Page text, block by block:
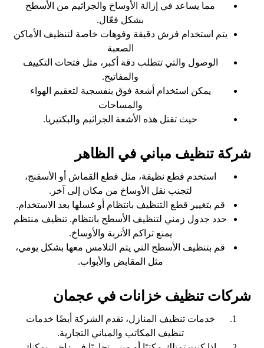
مما يساعد في إزالة الأوساخ والجراثيم من الأسطح
بشكل فعّال.
يتم استخدام فرش دقيقة وفوهات خاصة لتنظيف الأماكن
الصعبة
الوصول والتي تتطلب دقة أكبر، مثل فتحات التكييف
والمفاتيح.
يمكن استخدام أشعة فوق بنفسجية لتعقيم الهواء
والمساحات
حيث تقتل هذه الأشعة الجراثيم والبكتيريا.
شركة تنظيف مباني في الظاهر
استخدم قطع نظيفة، مثل قطع القماش أو الأسفنج،
لتجنب نقل الأوساخ من مكان إلى آخر.
قم بتغيير قطع التنظيف بانتظام أو غسلها بعد الاستخدام.
حدد جدول زمني لتنظيف الأسطح بانتظام. تنظيف منتظم
يمنع تراكم الأتربة والأوساخ.
قم بتنظيف الأسطح التي يتم التلامس معها بشكل يومي،
مثل المقابض والأبواب.
شركات تنظيف خزانات في عجمان
خدمات تنظيف المنازل، تقدم الشركة أيضًا خدمات
تنظيف المكاتب والمباني التجارية.